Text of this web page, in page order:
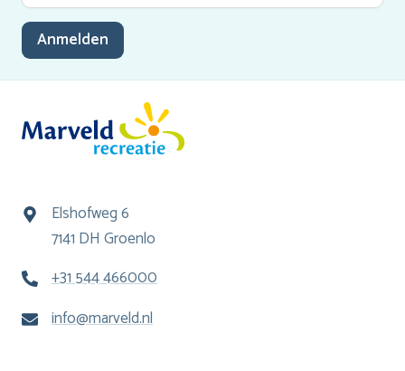
Anmelden
Elshofweg 6
7141 DH Groenlo
+31 544 466000
info@marveld.nl